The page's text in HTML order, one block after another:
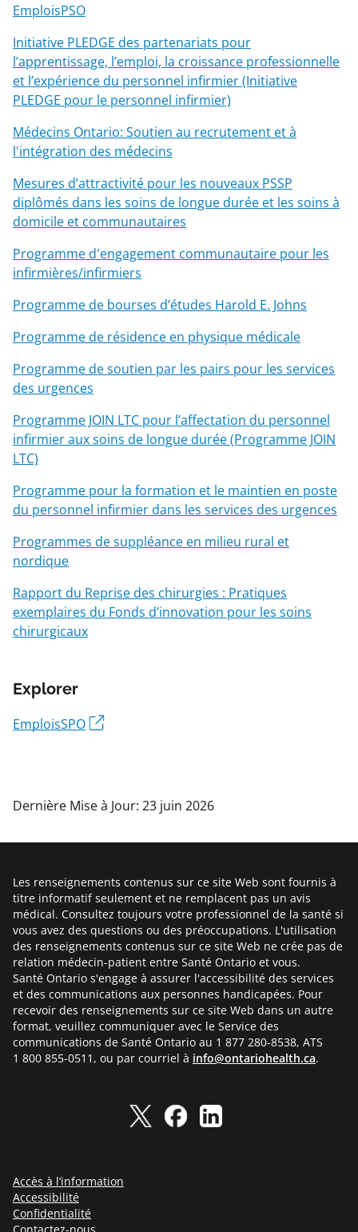
EmploisPSO
Initiative PLEDGE des partenariats pour
l’apprentissage, l’emploi, la croissance professionnelle
et l’expérience du personnel infirmier (Initiative
PLEDGE pour le personnel infirmier)
Médecins Ontario: Soutien au recrutement et à
l'intégration des médecins
Mesures d’attractivité pour les nouveaux PSSP
diplômés dans les soins de longue durée et les soins à
domicile et communautaires
Programme d'engagement communautaire pour les
infirmières/infirmiers
Programme de bourses d’études Harold E. Johns
Programme de résidence en physique médicale
Programme de soutien par les pairs pour les services
des urgences
Programme JOIN LTC pour l’affectation du personnel
infirmier aux soins de longue durée (Programme JOIN
LTC)
Programme pour la formation et le maintien en poste
du personnel infirmier dans les services des urgences
Programmes de suppléance en milieu rural et
nordique
Rapport du Reprise des chirurgies : Pratiques
exemplaires du Fonds d’innovation pour les soins
chirurgicaux
Explorer
EmploisSPO
Dernière Mise à Jour: 23 juin 2026
Les renseignements contenus sur ce site Web sont fournis à
titre informatif seulement et ne remplacent pas un avis
médical. Consultez toujours votre professionnel de la santé si
vous avez des questions ou des préoccupations. L'utilisation
des renseignements contenus sur ce site Web ne crée pas de
relation médecin-patient entre Santé Ontario et vous.
Santé Ontario s'engage à assurer l'accessibilité des services
et des communications aux personnes handicapées. Pour
recevoir des renseignements sur ce site Web dans un autre
format, veuillez communiquer avec le Service des
communications de Santé Ontario au 1 877 280-8538, ATS
1 800 855-0511, ou par courriel à info@ontariohealth.ca.
Accès à l’information
Accessibilité
Confidentialité